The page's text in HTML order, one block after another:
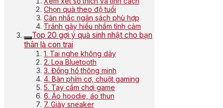
Chọn quà theo độ tuổi
Cân nhắc ngân sách phù hợp
Tránh gây hiểu nhầm tình cảm
Top 20 gợi ý quà sinh nhật cho bạn
thân là con trai
1. Tai nghe không dây
2. Loa Bluetooth
3. Đồng hồ thông minh
4. Bàn phím cơ, chuột gaming
5. Tay cầm chơi game
6. Áo hoodie, áo thun
7. Giày sneaker